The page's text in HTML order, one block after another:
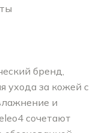
бренд,
ухода за кожей с
и
сочетают